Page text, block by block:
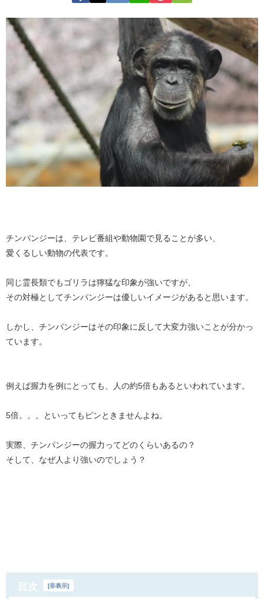
チンパンジーは、テレビ番組や動物園で見ることが多い、
愛くるしい動物の代表です。
同じ霊長類でもゴリラは獰猛な印象が強いですが、
その対極としてチンパンジーは優しいイメージがあると思います。
しかし、チンパンジーはその印象に反して大変力強いことが分かっ
ています。
例えば握力を例にとっても、人の約5倍もあるといわれています。
5倍。。。といってもピンときませんよね。
実際、チンパンジーの握力ってどのくらいあるの？
そして、なぜ人より強いのでしょう？
目次 [非表示]